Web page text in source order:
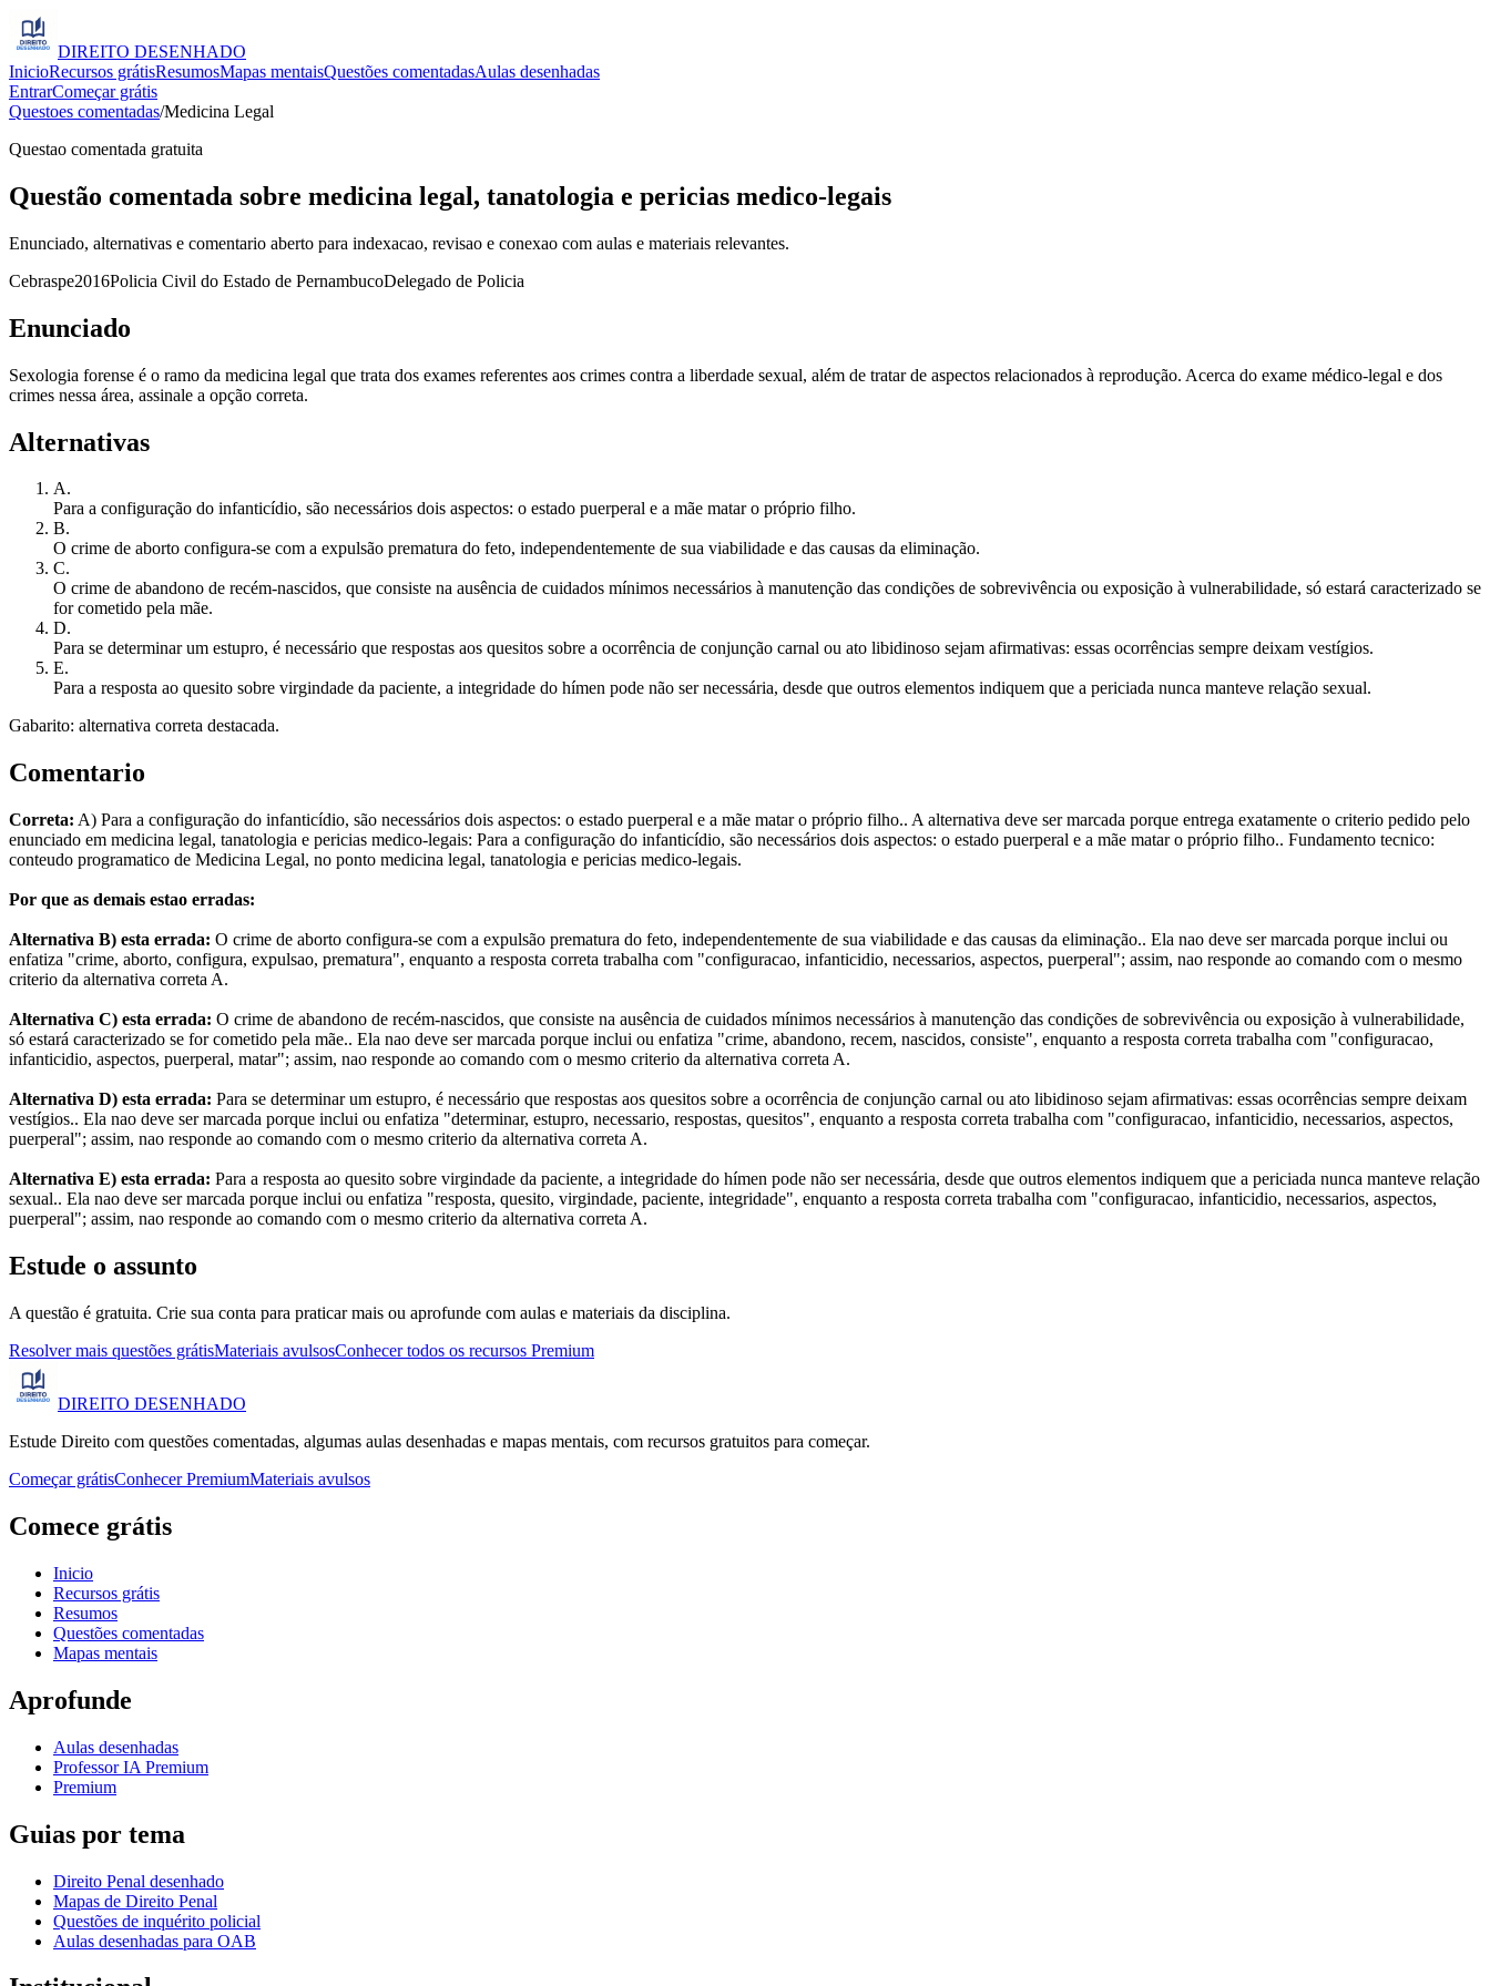
DIREITO DESENHADO
InicioRecursos grátisResumosMapas mentaisQuestões comentadasAulas desenhadas
EntrarComeçar grátis
Questoes comentadas/Medicina Legal
Questao comentada gratuita
Questão comentada sobre medicina legal, tanatologia e pericias medico-legais
Enunciado, alternativas e comentario aberto para indexacao, revisao e conexao com aulas e materiais relevantes.
Cebraspe2016Policia Civil do Estado de PernambucoDelegado de Policia
Enunciado
Sexologia forense é o ramo da medicina legal que trata dos exames referentes aos crimes contra a liberdade sexual, além de tratar de aspectos relacionados à reprodução. Acerca do exame médico-legal e dos
crimes nessa área, assinale a opção correta.
Alternativas
A.
Para a configuração do infanticídio, são necessários dois aspectos: o estado puerperal e a mãe matar o próprio filho.
B.
O crime de aborto configura-se com a expulsão prematura do feto, independentemente de sua viabilidade e das causas da eliminação.
C.
O crime de abandono de recém-nascidos, que consiste na ausência de cuidados mínimos necessários à manutenção das condições de sobrevivência ou exposição à vulnerabilidade, só estará caracterizado se
for cometido pela mãe.
D.
Para se determinar um estupro, é necessário que respostas aos quesitos sobre a ocorrência de conjunção carnal ou ato libidinoso sejam afirmativas: essas ocorrências sempre deixam vestígios.
E.
Para a resposta ao quesito sobre virgindade da paciente, a integridade do hímen pode não ser necessária, desde que outros elementos indiquem que a periciada nunca manteve relação sexual.
Gabarito: alternativa correta destacada.
Comentario
Correta: A) Para a configuração do infanticídio, são necessários dois aspectos: o estado puerperal e a mãe matar o próprio filho.. A alternativa deve ser marcada porque entrega exatamente o criterio pedido pelo
enunciado em medicina legal, tanatologia e pericias medico-legais: Para a configuração do infanticídio, são necessários dois aspectos: o estado puerperal e a mãe matar o próprio filho.. Fundamento tecnico:
conteudo programatico de Medicina Legal, no ponto medicina legal, tanatologia e pericias medico-legais.
Por que as demais estao erradas:
Alternativa B) esta errada: O crime de aborto configura-se com a expulsão prematura do feto, independentemente de sua viabilidade e das causas da eliminação.. Ela nao deve ser marcada porque inclui ou
enfatiza "crime, aborto, configura, expulsao, prematura", enquanto a resposta correta trabalha com "configuracao, infanticidio, necessarios, aspectos, puerperal"; assim, nao responde ao comando com o mesmo
criterio da alternativa correta A.
Alternativa C) esta errada: O crime de abandono de recém-nascidos, que consiste na ausência de cuidados mínimos necessários à manutenção das condições de sobrevivência ou exposição à vulnerabilidade,
só estará caracterizado se for cometido pela mãe.. Ela nao deve ser marcada porque inclui ou enfatiza "crime, abandono, recem, nascidos, consiste", enquanto a resposta correta trabalha com "configuracao,
infanticidio, aspectos, puerperal, matar"; assim, nao responde ao comando com o mesmo criterio da alternativa correta A.
Alternativa D) esta errada: Para se determinar um estupro, é necessário que respostas aos quesitos sobre a ocorrência de conjunção carnal ou ato libidinoso sejam afirmativas: essas ocorrências sempre deixam
vestígios.. Ela nao deve ser marcada porque inclui ou enfatiza "determinar, estupro, necessario, respostas, quesitos", enquanto a resposta correta trabalha com "configuracao, infanticidio, necessarios, aspectos,
puerperal"; assim, nao responde ao comando com o mesmo criterio da alternativa correta A.
Alternativa E) esta errada: Para a resposta ao quesito sobre virgindade da paciente, a integridade do hímen pode não ser necessária, desde que outros elementos indiquem que a periciada nunca manteve relação
sexual.. Ela nao deve ser marcada porque inclui ou enfatiza "resposta, quesito, virgindade, paciente, integridade", enquanto a resposta correta trabalha com "configuracao, infanticidio, necessarios, aspectos,
puerperal"; assim, nao responde ao comando com o mesmo criterio da alternativa correta A.
Estude o assunto
A questão é gratuita. Crie sua conta para praticar mais ou aprofunde com aulas e materiais da disciplina.
Resolver mais questões grátisMateriais avulsosConhecer todos os recursos Premium
DIREITO DESENHADO
Estude Direito com questões comentadas, algumas aulas desenhadas e mapas mentais, com recursos gratuitos para começar.
Começar grátisConhecer PremiumMateriais avulsos
Comece grátis
Inicio
Recursos grátis
Resumos
Questões comentadas
Mapas mentais
Aprofunde
Aulas desenhadas
Professor IA Premium
Premium
Guias por tema
Direito Penal desenhado
Mapas de Direito Penal
Questões de inquérito policial
Aulas desenhadas para OAB